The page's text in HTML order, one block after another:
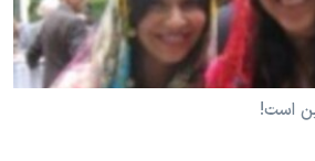
۲۰۲۴
اسرائیل
است!